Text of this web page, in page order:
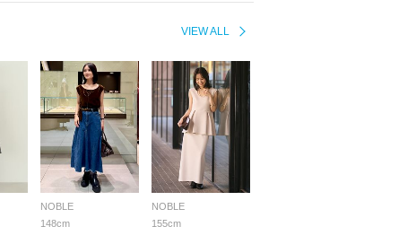
VIEW ALL
NOBLE
148cm
NOBLE
155cm